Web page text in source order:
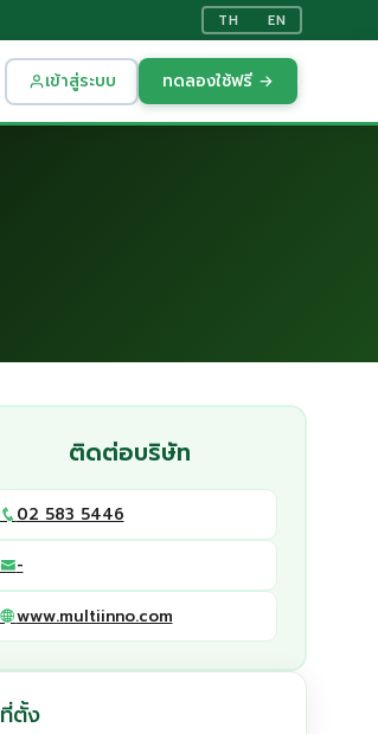
TH EN
เข้าสู่ระบบ ทดลองใช้ฟรี →
ติดต่อบริษัท
02 583 5446
-
www.multiinno.com
ที่ตั้ง